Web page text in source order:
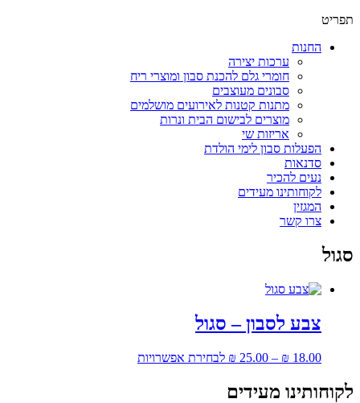
תפריט
החנות
ערכות יצירה
חומרי גלם להכנת סבון ומוצרי ריח
סבונים מעוצבים
מתנות קטנות לאירועים מושלמים
מוצרים לבישום הבית ונרות
אריזות שי
הפעלות סבון לימי הולדת
סדנאות
נעים להכיר
לקוחותינו מעידים
המגזין
צרו קשר
סגול
צבע לסבון – סגול
₪ 18.00
–
₪ 25.00 לבחירת אפשרויות
לקוחותינו מעידים